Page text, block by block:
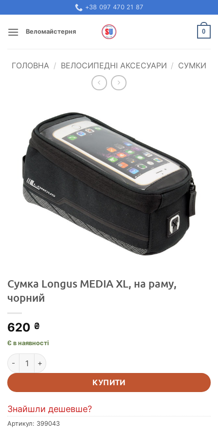
to
content
+38 097 470 21 87
Веломайстерня 0
ГОЛОВНА / ВЕЛОСИПЕДНІ АКСЕСУАРИ / СУМКИ
Сумка Longus MEDIA XL, на раму,
чорний
620 ₴
Є в наявності
Сумка Longus MEDIA XL, на раму, чорний кількість
КУПИТИ
Знайшли дешевше?
Артикул: 399043